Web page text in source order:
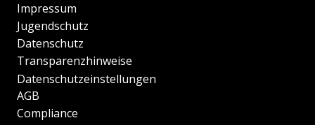
Impressum
Jugendschutz
Datenschutz
Transparenzhinweise
Datenschutzeinstellungen
AGB
Compliance